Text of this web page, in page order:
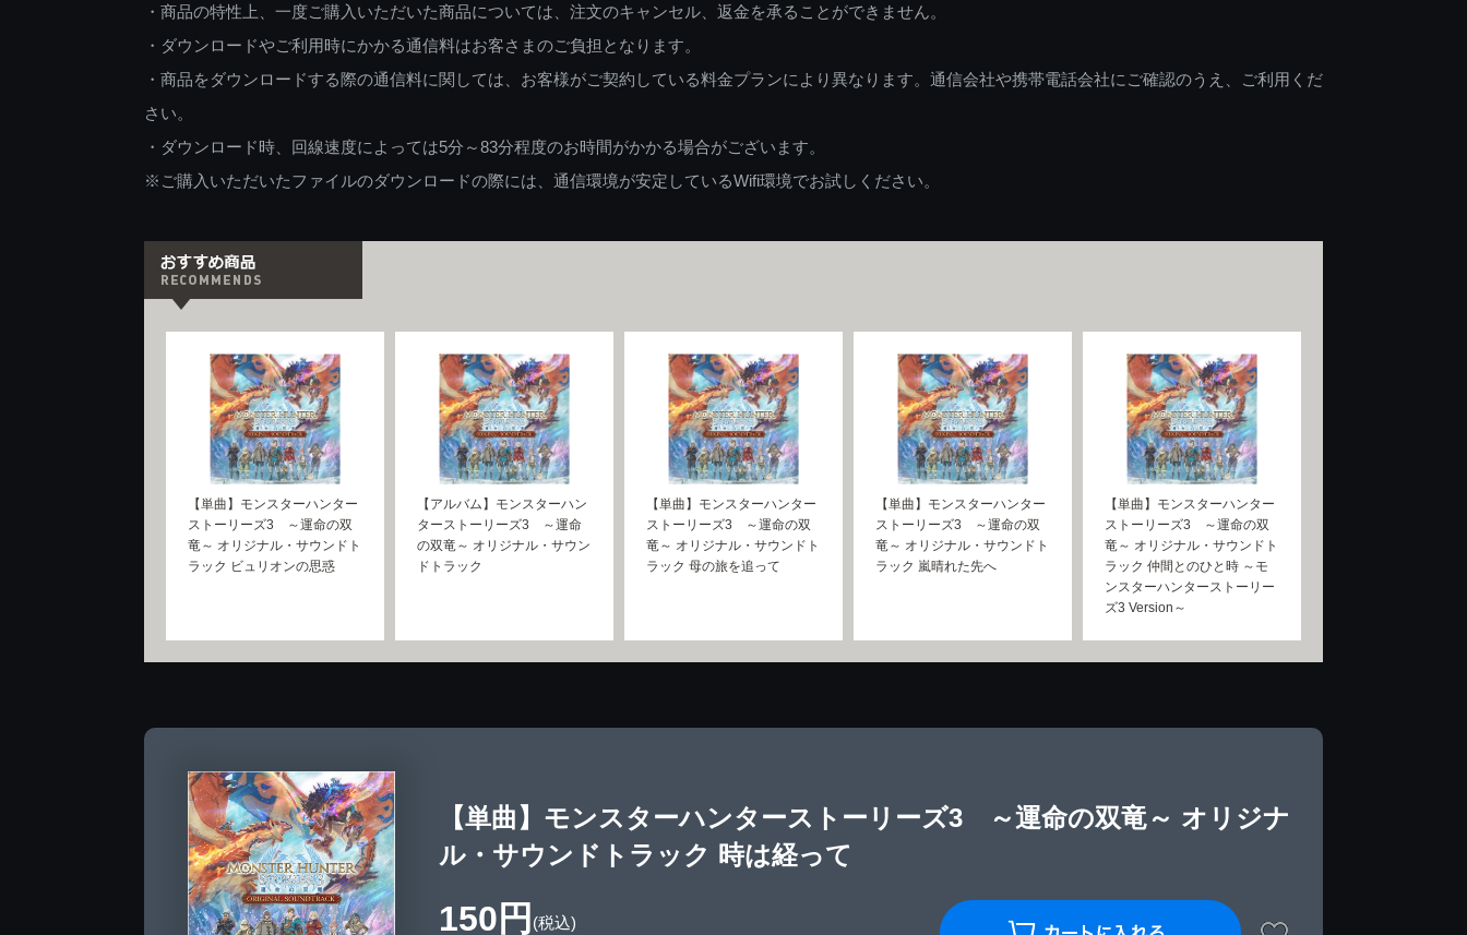
・商品の特性上、一度ご購入いただいた商品については、注文のキャンセル、返金を承ることができません。
・ダウンロードやご利用時にかかる通信料はお客さまのご負担となります。
・商品をダウンロードする際の通信料に関しては、お客様がご契約している料金プランにより異なります。通信会社や携帯電話会社にご確認のうえ、ご利用くだ
さい。
・ダウンロード時、回線速度によっては5分～83分程度のお時間がかかる場合がございます。
※ご購入いただいたファイルのダウンロードの際には、通信環境が安定しているWifi環境でお試しください。
【単曲】モンスターハンター
ストーリーズ3 ～運命の双
竜～ オリジナル・サウンドト
ラック ビュリオンの思惑
【アルバム】モンスターハン
ターストーリーズ3 ～運命
の双竜～ オリジナル・サウン
ドトラック
【単曲】モンスターハンター
ストーリーズ3 ～運命の双
竜～ オリジナル・サウンドト
ラック 母の旅を追って
【単曲】モンスターハンター
ストーリーズ3 ～運命の双
竜～ オリジナル・サウンドト
ラック 嵐晴れた先へ
【単曲】モンスターハンター
ストーリーズ3 ～運命の双
竜～ オリジナル・サウンドト
ラック 仲間とのひと時 ～モ
ンスターハンターストーリー
ズ3 Version～
【単曲】モンスターハンターストーリーズ3 ～運命の双竜～ オリジナ
ル・サウンドトラック 時は経って
150円 (税込)